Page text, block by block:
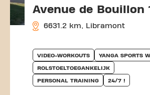
Avenue de Bouillon
6631.2 km, Libramont
VIDEO-WORKOUTS YANGA SPORTS
ROLSTOELTOEGANKELIJK
PERSONAL TRAINING 24/7 !